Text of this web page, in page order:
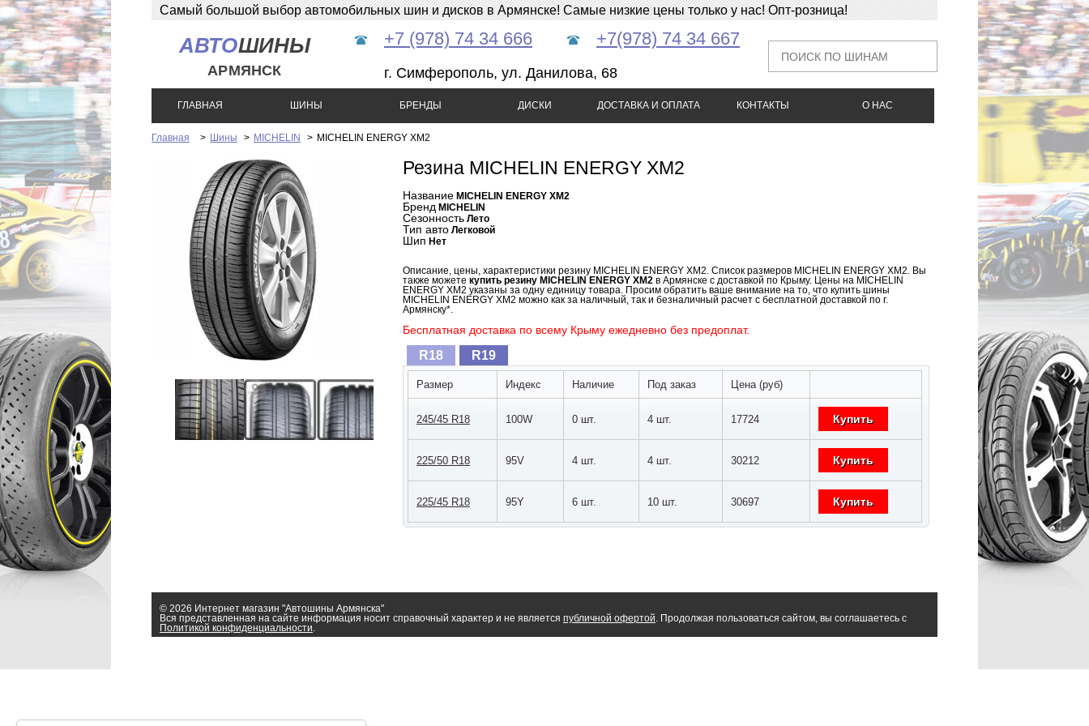
Самый большой выбор автомобильных шин и дисков в Армянске! Самые низкие цены только у нас! Опт-розница!
АВТОШИНЫ
АРМЯНСК
+7 (978) 74 34 666 +7(978) 74 34 667
г. Симферополь, ул. Данилова, 68
ГЛАВНАЯ ШИНЫ БРЕНДЫ ДИСКИ ДОСТАВКА И ОПЛАТА КОНТАКТЫ О НАС
Главная > Шины > MICHELIN > MICHELIN ENERGY XM2
Резина MICHELIN ENERGY XM2
Название MICHELIN ENERGY XM2
Бренд MICHELIN
Сезонность Лето
Тип авто Легковой
Шип Нет
Описание, цены, характеристики резину MICHELIN ENERGY XM2. Список размеров MICHELIN ENERGY XM2. Вы
также можете купить резину MICHELIN ENERGY XM2 в Армянске с доставкой по Крыму. Цены на MICHELIN
ENERGY XM2 указаны за одну единицу товара. Просим обратить ваше внимание на то, что купить шины
MICHELIN ENERGY XM2 можно как за наличный, так и безналичный расчет с бесплатной доставкой по г.
Армянску*.
Бесплатная доставка по всему Крыму ежедневно без предоплат.
R18 R19
Размер Индекс Наличие Под заказ Цена (руб)
245/45 R18 100W 0 шт. 4 шт. 17724 Купить
225/50 R18 95V 4 шт. 4 шт. 30212 Купить
225/45 R18 95Y 6 шт. 10 шт. 30697 Купить
© 2026 Интернет магазин "Автошины Армянска"
Вся представленная на сайте информация носит справочный характер и не является публичной офертой. Продолжая пользоваться сайтом, вы соглашаетесь с
Политикой конфиденциальности.